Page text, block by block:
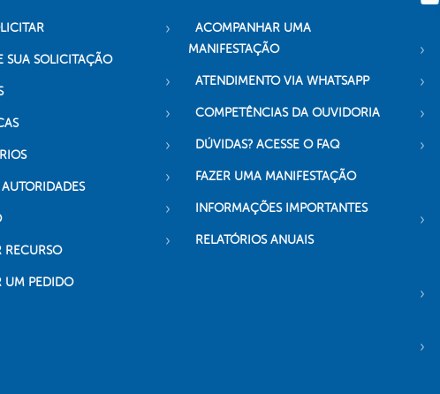
SUA SOLICITAÇÃO
RECURSO
UM PEDIDO
ACOMPANHAR UMA
MANIFESTAÇÃO
ATENDIMENTO VIA WHATSAPP
COMPETÊNCIAS DA OUVIDORIA
DÚVIDAS? ACESSE O FAQ
FAZER UMA MANIFESTAÇÃO
INFORMAÇÕES IMPORTANTES
RELATÓRIOS ANUAIS